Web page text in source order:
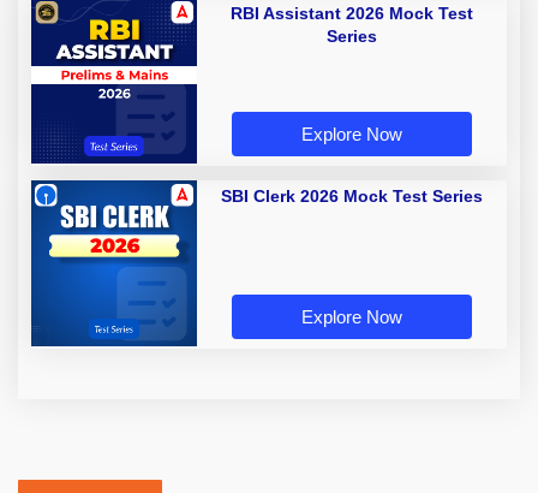
RBI Assistant 2026 Mock Test
Series
Explore Now
SBI Clerk 2026 Mock Test Series
Explore Now